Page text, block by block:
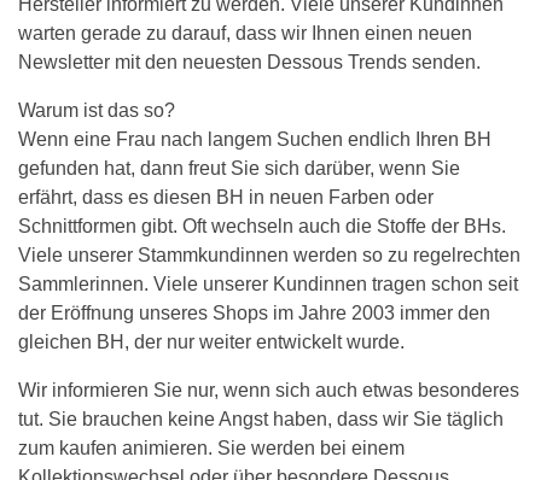
Hersteller informiert zu werden. Viele unserer Kundinnen
warten gerade zu darauf, dass wir Ihnen einen neuen
Newsletter mit den neuesten Dessous Trends senden.
Warum ist das so?
Wenn eine Frau nach langem Suchen endlich Ihren BH
gefunden hat, dann freut Sie sich darüber, wenn Sie
erfährt, dass es diesen BH in neuen Farben oder
Schnittformen gibt. Oft wechseln auch die Stoffe der BHs.
Viele unserer Stammkundinnen werden so zu regelrechten
Sammlerinnen. Viele unserer Kundinnen tragen schon seit
der Eröffnung unseres Shops im Jahre 2003 immer den
gleichen BH, der nur weiter entwickelt wurde.
Wir informieren Sie nur, wenn sich auch etwas besonderes
tut. Sie brauchen keine Angst haben, dass wir Sie täglich
zum kaufen animieren. Sie werden bei einem